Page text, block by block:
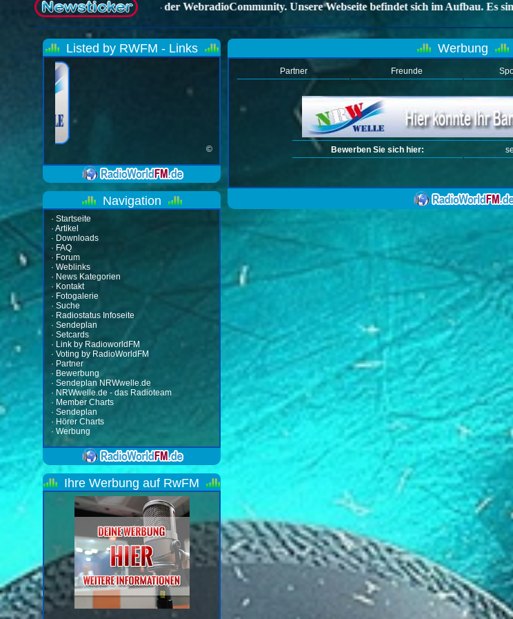
Listed by RWFM - Links
©
Navigation
· Startseite
· Artikel
· Downloads
· FAQ
· Forum
· Weblinks
· News Kategorien
· Kontakt
· Fotogalerie
· Suche
· Radiostatus Infoseite
· Sendeplan
· Setcards
· Link by RadioworldFM
· Voting by RadioWorldFM
· Partner
· Bewerbung
· Sendeplan NRWwelle.de
· NRWwelle.de - das Radioteam
· Member Charts
· Sendeplan
· Hörer Charts
· Werbung
Ihre Werbung auf RwFM
Werbung
Partner Freunde
Bewerben Sie sich hier: